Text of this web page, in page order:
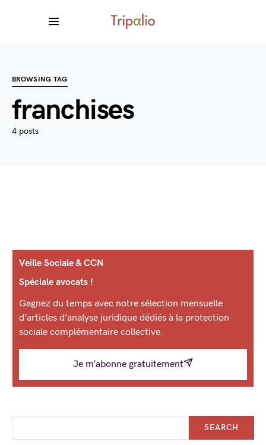
BROWSING TAG
franchises
4 posts
Veille Sociale & CCN
Spéciale avocats !
Gagnez du temps avec notre sélection mensuelle
d’articles d’analyse juridique dédiés à la protection
sociale complémentaire collective.
Je m’abonne gratuitement
SEARCH